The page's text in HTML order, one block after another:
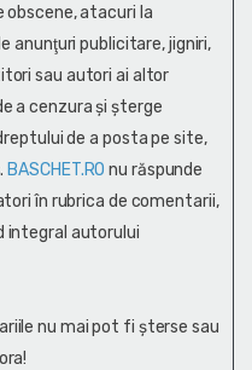
atacuri la
anunţuri publicitare, jigniri,
sau autori ai altor
a cenzura și şterge
de a posta pe site,
BASCHET.RO nu răspunde
în rubrica de comentarii,
integral autorului
nu mai pot fi șterse sau